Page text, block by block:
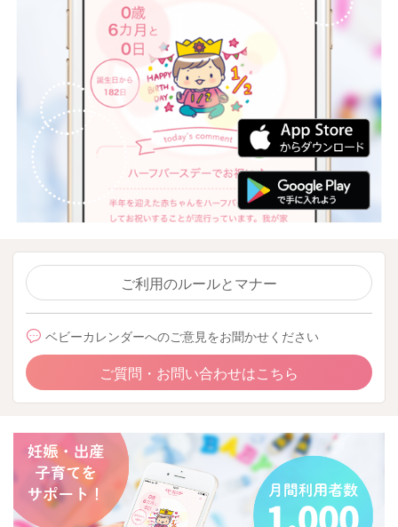
ご利用のルールとマナー
ベビーカレンダーへのご意見をお聞かせください
ご質問・お問い合わせはこちら